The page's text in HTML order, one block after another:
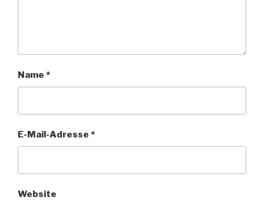
Name *
E-Mail-Adresse *
Website